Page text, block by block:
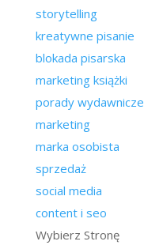
storytelling
kreatywne pisanie
blokada pisarska
marketing książki
porady wydawnicze
marketing
marka osobista
sprzedaż
social media
content i seo
Wybierz Stronę